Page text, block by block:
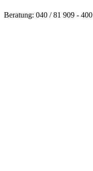
Beratung: 040 / 81 909 - 400